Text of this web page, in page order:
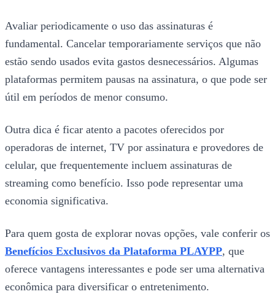
Avaliar periodicamente o uso das assinaturas é
fundamental. Cancelar temporariamente serviços que não
estão sendo usados evita gastos desnecessários. Algumas
plataformas permitem pausas na assinatura, o que pode ser
útil em períodos de menor consumo.
Outra dica é ficar atento a pacotes oferecidos por
operadoras de internet, TV por assinatura e provedores de
celular, que frequentemente incluem assinaturas de
streaming como benefício. Isso pode representar uma
economia significativa.
Para quem gosta de explorar novas opções, vale conferir os
Benefícios Exclusivos da Plataforma PLAYPP, que
oferece vantagens interessantes e pode ser uma alternativa
econômica para diversificar o entretenimento.